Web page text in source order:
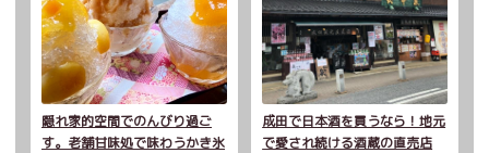
隠れ家的空間でのんびり過ご
す。老舗甘味処で味わうかき氷
成田で日本酒を買うなら！地元
で愛され続ける酒蔵の直売店